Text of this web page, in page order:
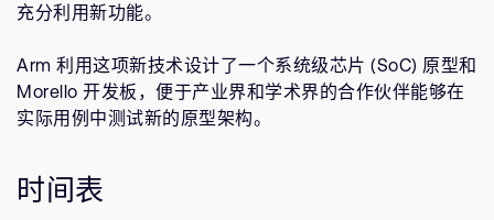
充分利用新功能。
Arm 利用这项新技术设计了一个系统级芯片 (SoC) 原型和
Morello 开发板，便于产业界和学术界的合作伙伴能够在
实际用例中测试新的原型架构。
时间表